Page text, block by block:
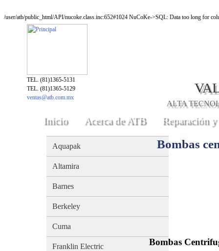
/user/atb/public_html/API/nucoke.class.inc:652#1024 NuCoKe->SQL: Data too long for
TEL. (81)1365-5131
TEL. (81)1365-5129
ventas@atb.com.mx
ALTA
Inicio Acerca de ATB Reparación
Aquapak
Altamira
Barnes
Berkeley
Cuma
Franklin Electric
Bombas
Bombas